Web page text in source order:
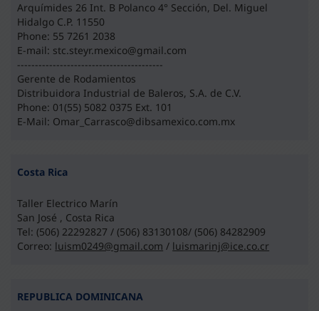
Arquímides 26 Int. B Polanco 4° Sección, Del. Miguel
Hidalgo C.P. 11550
Phone: 55 7261 2038
E-mail: stc.steyr.mexico@gmail.com
-----------------------------------------
Gerente de Rodamientos
Distribuidora Industrial de Baleros, S.A. de C.V.
Phone: 01(55) 5082 0375 Ext. 101
E-Mail: Omar_Carrasco@dibsamexico.com.mx
Costa Rica
Taller Electrico Marín
San José , Costa Rica
Tel: (506) 22292827 / (506) 83130108/ (506) 84282909
Correo: luism0249@gmail.com / luismarinj@ice.co.cr
REPUBLICA DOMINICANA